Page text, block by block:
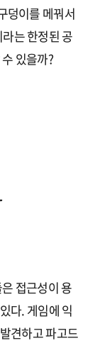
덩이를 메꿔서
는 한정된 공
있을까?
접근성이 용
다. 게임에 익
견하고 파고드